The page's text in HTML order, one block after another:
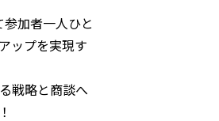
加者一人ひと
ップを実現す
戦略と商談へ